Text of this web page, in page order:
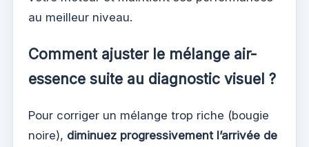
au meilleur niveau.
Comment ajuster le mélange air-
essence suite au diagnostic visuel ?
Pour corriger un mélange trop riche (bougie
noire), diminuez progressivement l’arrivée de